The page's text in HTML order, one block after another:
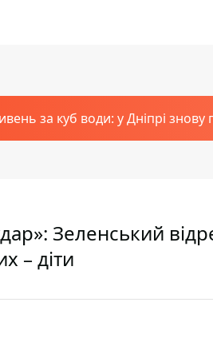
за куб води: у Дніпрі
Зеленський
– діти